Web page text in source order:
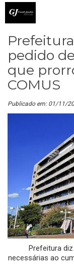
pedido
que
COMUS
Publicado em: 01/11/
Prefeitura
necessárias ao